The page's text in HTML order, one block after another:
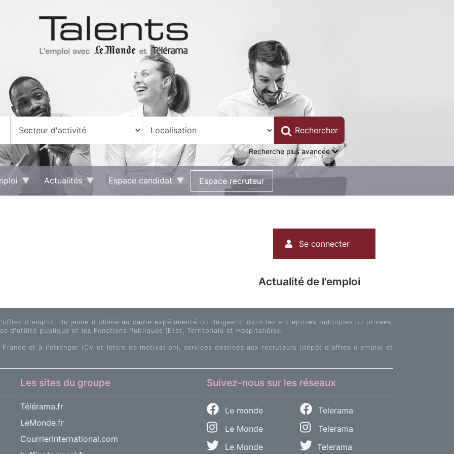
Recherche plus avancée
Actualités Espace candidat Espace recruteur
du
compte
l'utilisateur
Se connecter
Actualité de l'emploi
d'emploi, du jeune diplômé au cadre expérimenté ou dirigeant, dans les entreprises publiques ou privées,
d'utilité publique et les Fonctions Publiques (Etat, Territoriale et Hospitalière).
et à l'étranger (CV et lettre de motivation), services destinés aux recruteurs (dépôt d'offres d'emploi et
Les sites du groupe
Télérama.fr
LeMonde.fr
CourrierInternational.com
Suivez-nous sur les réseaux
Le monde
Telerama
Le Monde
Telerama
Le Monde
Telerama